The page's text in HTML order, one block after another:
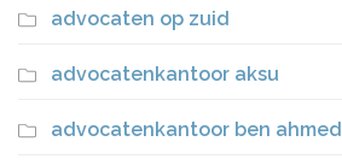
advocaten op zuid
advocatenkantoor aksu
advocatenkantoor ben ahmed